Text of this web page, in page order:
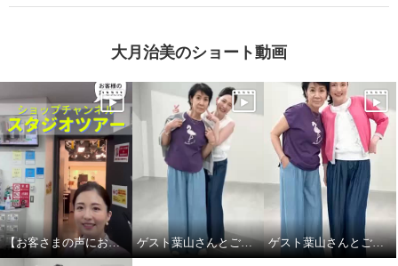
大月治美のショート動画
【お客さまの声にお応え】ショップチャンネル スタジオツアーby大月キャスト ゲスト葉山さんとご一緒しました! Part.2 ゲスト葉山さんとご一緒しました！